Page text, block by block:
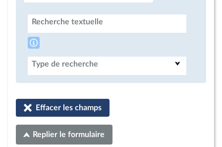
Recherche textuelle
Type de recherche
Effacer les champs
Replier le formulaire